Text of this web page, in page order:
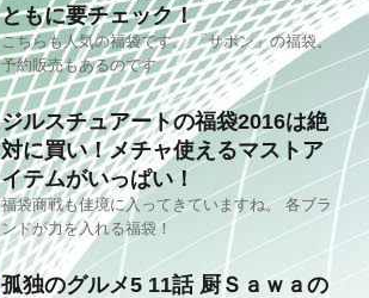
ともに要チェック！
こちらも人気の福袋です。 「サボン」の福袋。
予約販売もあるのです
ジルスチュアートの福袋2016は絶
対に買い！メチャ使えるマストア
イテムがいっぱい！
福袋商戦も佳境に入ってきていますね。 各ブラ
ンドが力を入れる福袋！
孤独のグルメ5 11話 厨Ｓａｗａの